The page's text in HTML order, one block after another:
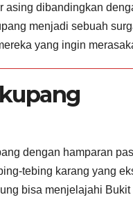
dibandingkan
menjadi sebuah
yang ingin
dengan hamparan
tebing karang yang
bisa menjelajahi